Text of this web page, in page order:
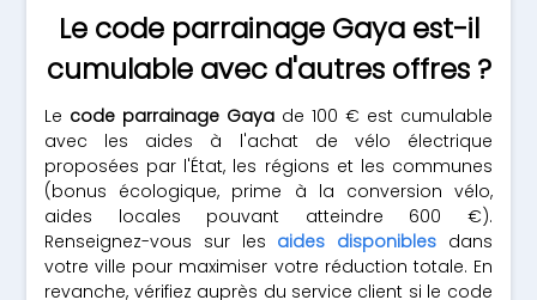
Le code parrainage Gaya est-il
cumulable avec d'autres offres ?
Le code parrainage Gaya de 100 € est cumulable
avec les aides à l'achat de vélo électrique
proposées par l'État, les régions et les communes
(bonus écologique, prime à la conversion vélo,
aides locales pouvant atteindre 600 €).
Renseignez-vous sur les aides disponiblesdans
votre ville pour maximiser votre réduction totale. En
revanche, vérifiez auprès du service client si le code